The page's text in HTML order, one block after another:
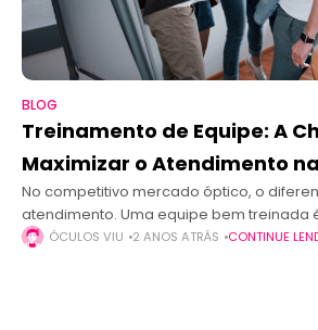
BLOG
Treinamento de Equipe: A
Maximizar o Atendimento
No competitivo mercado óptico, o
atendimento. Uma equipe bem treinada
ótica de sucesso, capaz de encantar
ÓCULOS VIU 2 ANOS ATRÁS CONTINUE